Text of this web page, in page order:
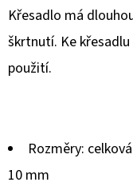
Křesadlo má
škrtnutí. Ke
použití.
Rozměry:
10 mm